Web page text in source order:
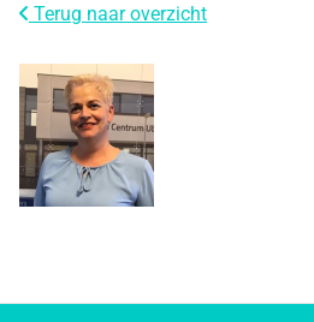
Terug naar overzicht